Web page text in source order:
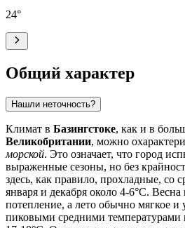
24°
Общий характер
Нашли неточность?
Климат в Базингстоке, как и в
Великобритании, можно
морской. Это означает, что город
выраженные сезоны, но без
здесь, как правило, прохладные, со
января и декабря около 4-6°C.
потепление, а лето обычно мягкое и
пиковыми средними температурами